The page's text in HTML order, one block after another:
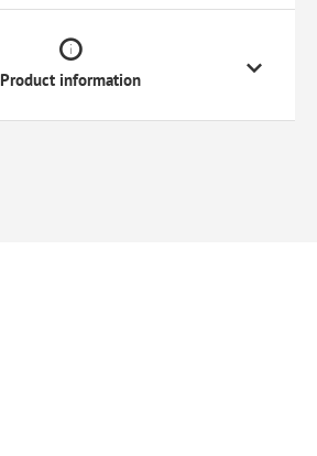
Product information